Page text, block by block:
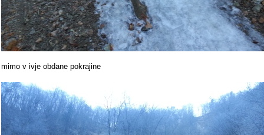
mimo v ivje obdane pokrajine